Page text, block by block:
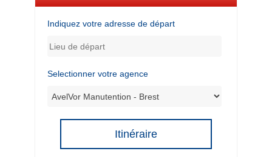
Indiquez votre adresse de départ
Selectionner votre agence
Itinéraire